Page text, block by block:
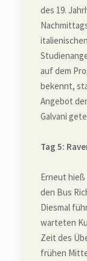
des 19.
auf dem
bekennt,
Angebot
Galvani
Tag 5:
Erneut
den Bus
Diesmal
warteten
Zeit des
frühen